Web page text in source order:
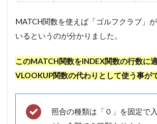
MATCH関数を使えば「ゴルフクラブ」
いるというのが分かりました。
このMATCH関数をINDEX関数の行数に適
VLOOKUP関数の代わりとして使う事が
照合の種類は「０」を固定で